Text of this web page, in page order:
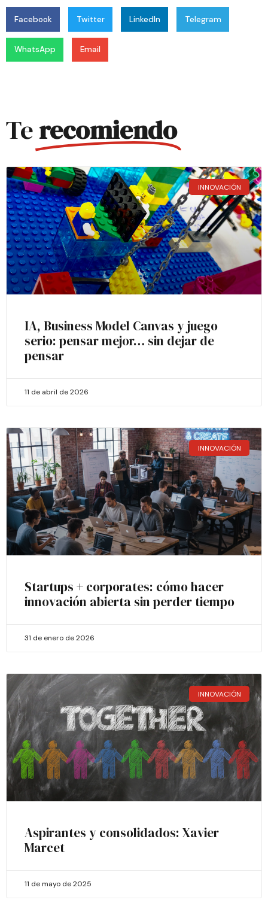
Facebook Twitter LinkedIn Telegram
WhatsApp Email
Terecomiendo
INNOVACIÓN
IA, Business Model Canvas y juego
serio: pensar mejor… sin dejar de
pensar
11 de abril de 2026
INNOVACIÓN
Startups + corporates: cómo hacer
innovación abierta sin perder tiempo
31 de enero de 2026
INNOVACIÓN
Aspirantes y consolidados: Xavier
Marcet
11 de mayo de 2025